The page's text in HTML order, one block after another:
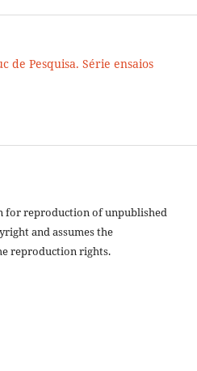
de Pesquisa. Série ensaios
for reproduction of unpublished
and assumes the
reproduction rights.